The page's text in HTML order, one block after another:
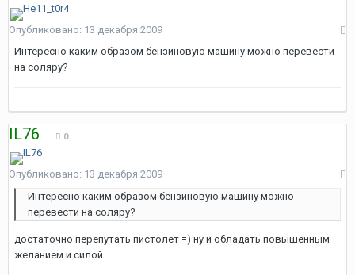
Опубликовано: 13 декабря 2009
Интересно каким образом бензиновую машину можно перевести
на соляру?
IL76 0
Опубликовано: 13 декабря 2009
Интересно каким образом бензиновую машину можно
перевести на соляру?
достаточно перепутать пистолет =) ну и обладать повышенным
желанием и силой